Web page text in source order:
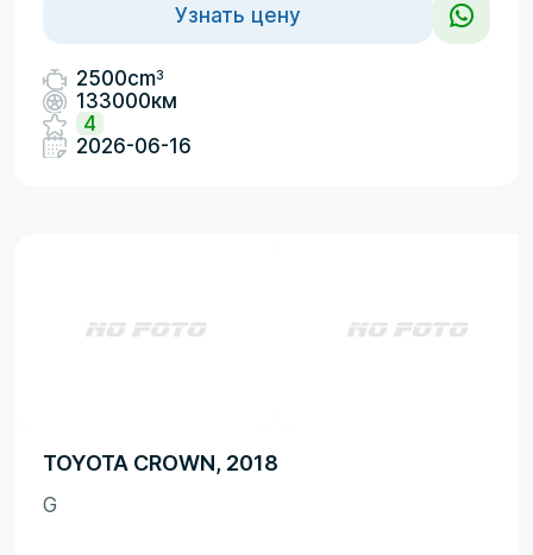
Узнать цену
2500cm3
133000км
4
2026-06-16
TOYOTA CROWN, 2018
G